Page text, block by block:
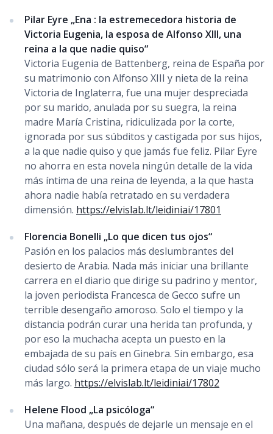
Pilar Eyre „Ena : la estremecedora historia de
Victoria Eugenia, la esposa de Alfonso XIII, una
reina a la que nadie quiso“
Victoria Eugenia de Battenberg, reina de España por
su matrimonio con Alfonso XIII y nieta de la reina
Victoria de Inglaterra, fue una mujer despreciada
por su marido, anulada por su suegra, la reina
madre María Cristina, ridiculizada por la corte,
ignorada por sus súbditos y castigada por sus hijos,
a la que nadie quiso y que jamás fue feliz. Pilar Eyre
no ahorra en esta novela ningún detalle de la vida
más íntima de una reina de leyenda, a la que hasta
ahora nadie había retratado en su verdadera
dimensión. https://elvislab.lt/leidiniai/17801
Florencia Bonelli „Lo que dicen tus ojos“
Pasión en los palacios más deslumbrantes del
desierto de Arabia. Nada más iniciar una brillante
carrera en el diario que dirige su padrino y mentor,
la joven periodista Francesca de Gecco sufre un
terrible desengaño amoroso. Solo el tiempo y la
distancia podrán curar una herida tan profunda, y
por eso la muchacha acepta un puesto en la
embajada de su país en Ginebra. Sin embargo, esa
ciudad sólo será la primera etapa de un viaje mucho
más largo. https://elvislab.lt/leidiniai/17802
Helene Flood „La psicóloga“
Una mañana, después de dejarle un mensaje en el